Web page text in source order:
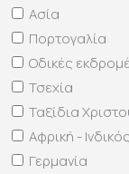
Ασία
Πορτογαλία
Οδικές
Τσεχία
Ταξίδια
Αφρική -
Γερμανία